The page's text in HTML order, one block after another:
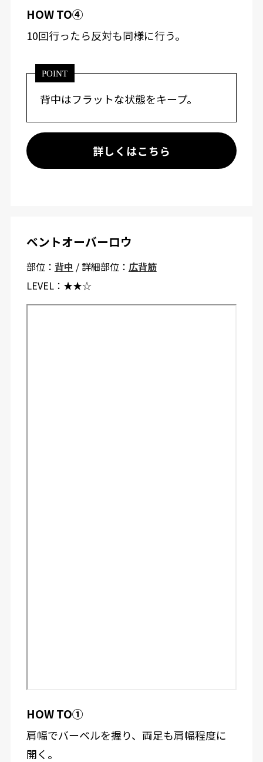
HOW TO④
10回行ったら反対も同様に行う。
POINT
背中はフラットな状態をキープ。
詳しくはこちら
ベントオーバーロウ
部位： 背中 / 詳細部位： 広背筋
LEVEL： ★★☆
HOW TO①
肩幅でバーベルを握り、両足も肩幅程度に
開く。